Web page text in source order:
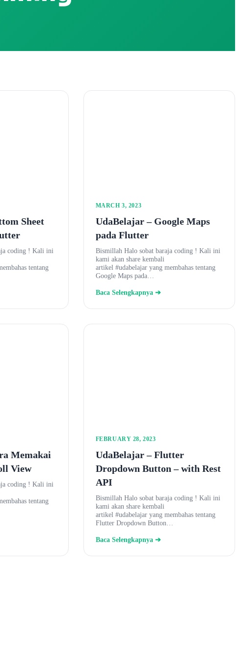
Sheet
coding ! Kali ini
tentang
MARCH 3, 2023
UdaBelajar – Google Maps
pada Flutter
Bismillah Halo sobat baraja coding ! Kali ini
kami akan share kembali
artikel #udabelajar yang membahas tentang
Google Maps pada…
Baca Selengkapnya ➔
Memakai
View
coding ! Kali ini
tentang
FEBRUARY 28, 2023
UdaBelajar – Flutter
Dropdown Button – with Rest
API
Bismillah Halo sobat baraja coding ! Kali ini
kami akan share kembali
artikel #udabelajar yang membahas tentang
Flutter Dropdown Button…
Baca Selengkapnya ➔